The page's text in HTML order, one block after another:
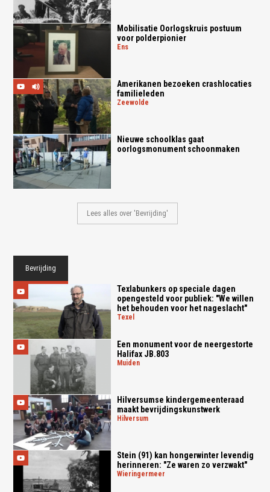
Mobilisatie Oorlogskruis postuum
voor polderpionier
ens
Amerikanen bezoeken crashlocaties
familieleden
zeewolde
Nieuwe schoolklas gaat
oorlogsmonument schoonmaken
Lees alles over 'Bevrijding'
Bevrijding
Texlabunkers op speciale dagen
opengesteld voor publiek: "We willen
het behouden voor het nageslacht"
texel
Een monument voor de neergestorte
Halifax JB.803
muiden
Hilversumse kindergemeenteraad
maakt bevrijdingskunstwerk
hilversum
Stein (91) kan hongerwinter levendig
herinneren: "Ze waren zo verzwakt"
wieringermeer